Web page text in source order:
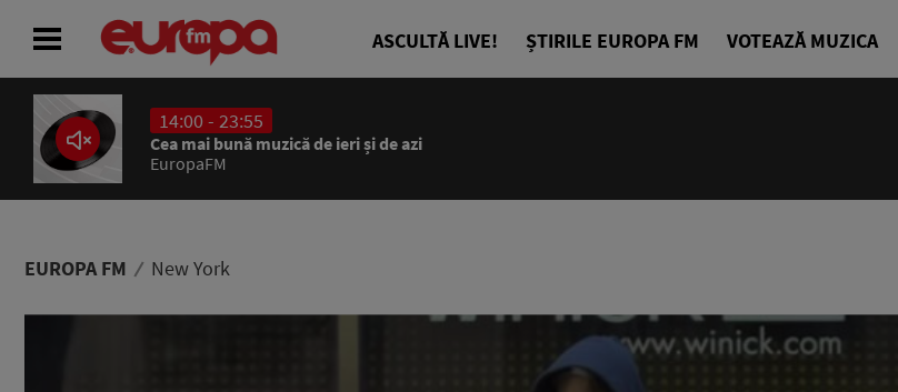
ASCULTĂ LIVE! ȘTIRILE EUROPA FM VOTEAZĂ MUZICA
14:00 - 23:55
Cea mai bună muzică de ieri și de azi
EuropaFM
EUROPA FM New York
ACASĂ
ȘTIRI